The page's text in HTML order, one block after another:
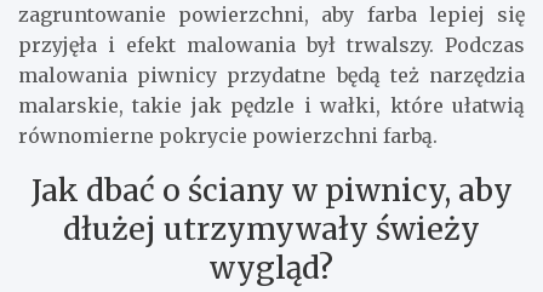
zagruntowanie powierzchni, aby farba lepiej się
przyjęła i efekt malowania był trwalszy. Podczas
malowania piwnicy przydatne będą też narzędzia
malarskie, takie jak pędzle i wałki, które ułatwią
równomierne pokrycie powierzchni farbą.
Jak dbać o ściany w piwnicy, aby
dłużej utrzymywały świeży
wygląd?